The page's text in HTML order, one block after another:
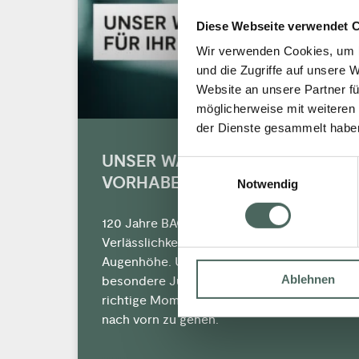
Diese Webseite verwendet
Wir verwenden Cookies,
und die Zugriffe auf unsere
Website an unsere Partner
möglicherweise mit
der Dienste gesammelt
Einwilligungsauswahl
Notwendig
Ablehnen
UNSER WANDEL FÜR IHR
VORHABEN.
120 Jahre BACH – das ist Erfahrung,
Verlässlichkeit und Partnerschaft auf
Augenhöhe. Und genau dieses
besondere Jubiläum war für uns der
richtige Moment, einen großen Schritt
nach vorn zu gehen.